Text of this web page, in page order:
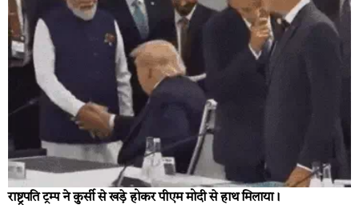
राष्ट्रपति ट्रम्प ने कुर्सी से खड़े होकर पीएम मोदी से हाथ मिलाया।